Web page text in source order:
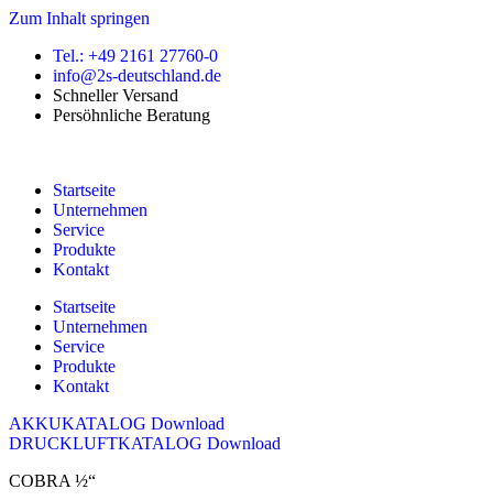
Zum Inhalt springen
Tel.: +49 2161 27760-0
info@2s-deutschland.de
Schneller Versand
Persöhnliche Beratung
Startseite
Unternehmen
Service
Produkte
Kontakt
Startseite
Unternehmen
Service
Produkte
Kontakt
AKKUKATALOG Download
DRUCKLUFTKATALOG Download
COBRA ½“